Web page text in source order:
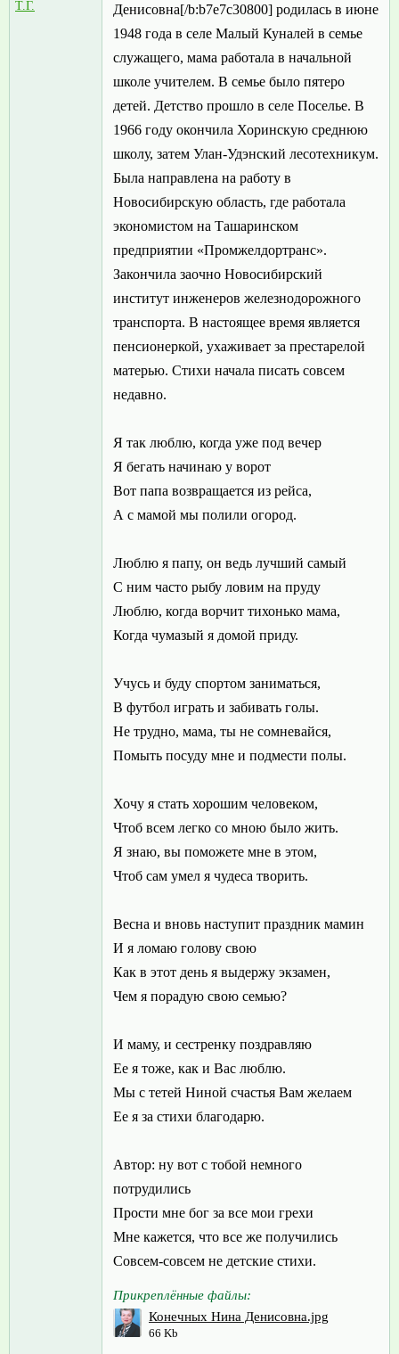
Т.Г.
Денисовна[/b:b7e7c30800] родилась в июне
1948 года в селе Малый Куналей в семье
служащего, мама работала в начальной
школе учителем. В семье было пятеро
детей. Детство прошло в селе Поселье. В
1966 году окончила Хоринскую среднюю
школу, затем Улан-Удэнский лесотехникум.
Была направлена на работу в
Новосибирскую область, где работала
экономистом на Ташаринском
предприятии «Промжелдортранс».
Закончила заочно Новосибирский
институт инженеров железнодорожного
транспорта. В настоящее время является
пенсионеркой, ухаживает за престарелой
матерью. Стихи начала писать совсем
недавно.
Я так люблю, когда уже под вечер
Я бегать начинаю у ворот
Вот папа возвращается из рейса,
А с мамой мы полили огород.
Люблю я папу, он ведь лучший самый
С ним часто рыбу ловим на пруду
Люблю, когда ворчит тихонько мама,
Когда чумазый я домой приду.
Учусь и буду спортом заниматься,
В футбол играть и забивать голы.
Не трудно, мама, ты не сомневайся,
Помыть посуду мне и подмести полы.
Хочу я стать хорошим человеком,
Чтоб всем легко со мною было жить.
Я знаю, вы поможете мне в этом,
Чтоб сам умел я чудеса творить.
Весна и вновь наступит праздник мамин
И я ломаю голову свою
Как в этот день я выдержу экзамен,
Чем я порадую свою семью?
И маму, и сестренку поздравляю
Ее я тоже, как и Вас люблю.
Мы с тетей Ниной счастья Вам желаем
Ее я за стихи благодарю.
Автор: ну вот с тобой немного
потрудились
Прости мне бог за все мои грехи
Мне кажется, что все же получились
Совсем-совсем не детские стихи.
Прикреплённые файлы:
Конечных Нина Денисовна.jpg
66 Kb